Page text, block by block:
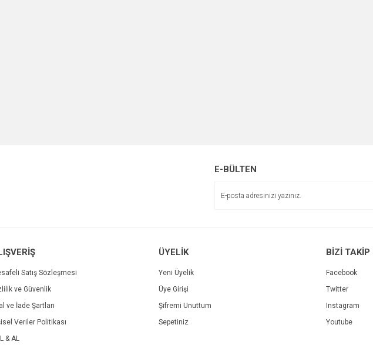
E-BÜLTEN
Satış Sözleşmesi
ve Güvenlik
ve İade Şartları
Veriler Politikası
& AL
ÜYELİK
Yeni Üyelik
Üye Girişi
Şifremi Unuttum
Sepetiniz
BİZİ TAKİP
Facebook
Twitter
Instagram
Youtube